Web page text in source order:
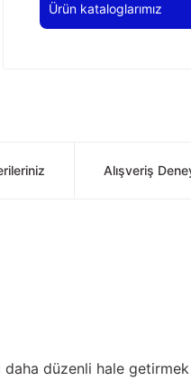
Ürün kataloglarımız
Alışveriş
düzenli hale